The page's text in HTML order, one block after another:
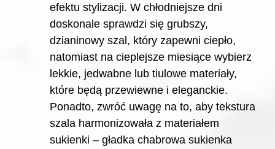
efektu stylizacji. W chłodniejsze dni
doskonale sprawdzi się grubszy,
dzianinowy szal, który zapewni ciepło,
natomiast na cieplejsze miesiące wybierz
lekkie, jedwabne lub tiulowe materiały,
które będą przewiewne i eleganckie.
Ponadto, zwróć uwagę na to, aby tekstura
szala harmonizowała z materiałem
sukienki – gładka chabrowa sukienka